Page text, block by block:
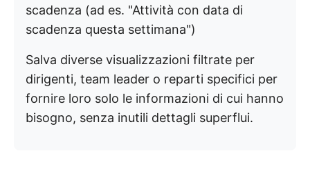
scadenza (ad es. "Attività con data di
scadenza questa settimana")
Salva diverse visualizzazioni filtrate per
dirigenti, team leader o reparti specifici per
fornire loro solo le informazioni di cui hanno
bisogno, senza inutili dettagli superflui.